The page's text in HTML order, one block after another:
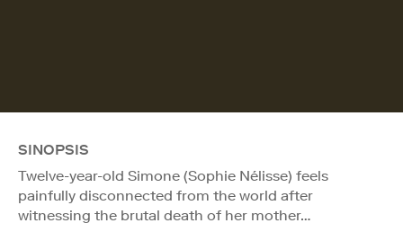
SINOPSIS
Twelve-year-old Simone (Sophie Nélisse) feels
painfully disconnected from the world after
witnessing the brutal death of her mother…